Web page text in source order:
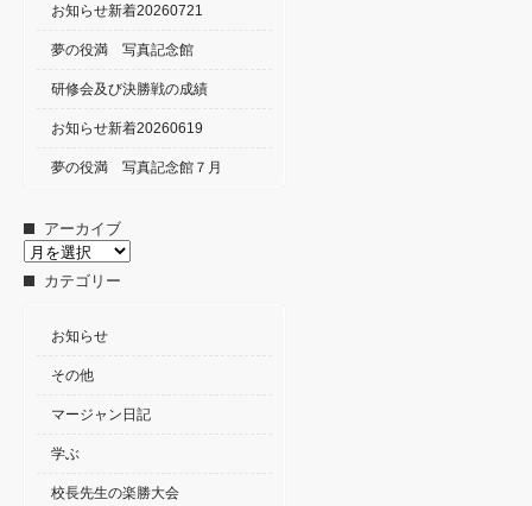
お知らせ新着20260721
夢の役満 写真記念館
研修会及び決勝戦の成績
お知らせ新着20260619
夢の役満 写真記念館７月
アーカイブ
ア
カテゴリー
お知らせ
その他
マージャン日記
学ぶ
校長先生の楽勝大会